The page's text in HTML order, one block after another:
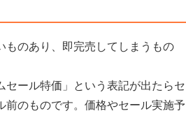
ものあり、即完売してしまうもの
ール特価」という表記が出たらセ
のものです。価格やセール実施予